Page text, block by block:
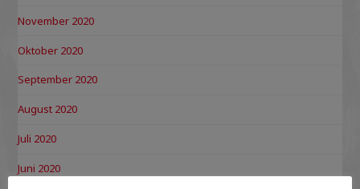
November 2020
Oktober 2020
September 2020
August 2020
Juli 2020
Juni 2020